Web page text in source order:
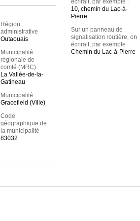
Région
administrative
Outaouais
Municipalité
régionale de
comté (MRC)
La Vallée-de-la-
Gatineau
Municipalité
Gracefield (Ville)
Code
géographique de
la municipalité
83032
écrirait, par exemple :
10, chemin du Lac-à-
Pierre
Sur un panneau de
signalisation routière, on
écrirait, par exemple :
Chemin du Lac-à-Pierre